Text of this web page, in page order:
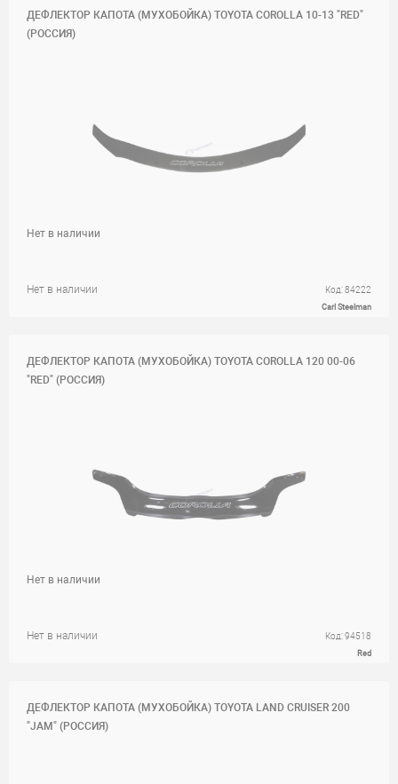
ДЕФЛЕКТОР КАПОТА (МУХОБОЙКА) TOYOTA COROLLA 10-13 "RED"
(РОССИЯ)
Нет в наличии Код: 84222
Carl Steelman
Нет в наличии
ДЕФЛЕКТОР КАПОТА (МУХОБОЙКА) TOYOTA COROLLA 120 00-06
"RED" (РОССИЯ)
Нет в наличии Код: 94518
Red
Нет в наличии
ДЕФЛЕКТОР КАПОТА (МУХОБОЙКА) TOYOTA LAND CRUISER 200
"JAM" (РОССИЯ)